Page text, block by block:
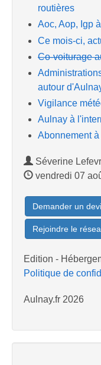
routières
Aoc, Aop, Igp
Ce mois-ci,
Co-voiturage
autour
Vigilance
Aulnay à
Abonnement
Séverine
vendredi 07
Demander un
Rejoindre le
Edition -
Politique de
Aulnay.fr 2026